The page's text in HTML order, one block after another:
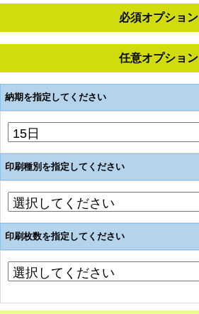
必須オプション
任意オプション
納期を指定してください
印刷種別を指定してください
印刷枚数を指定してください